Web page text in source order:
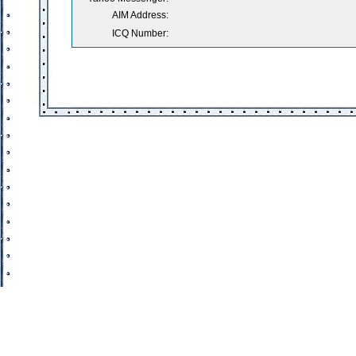
AIM Address:
ICQ Number: